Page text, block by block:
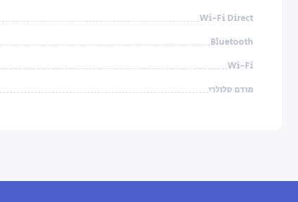
Wi-Fi Direct
Bluetooth
Wi-Fi
מודם סלולרי